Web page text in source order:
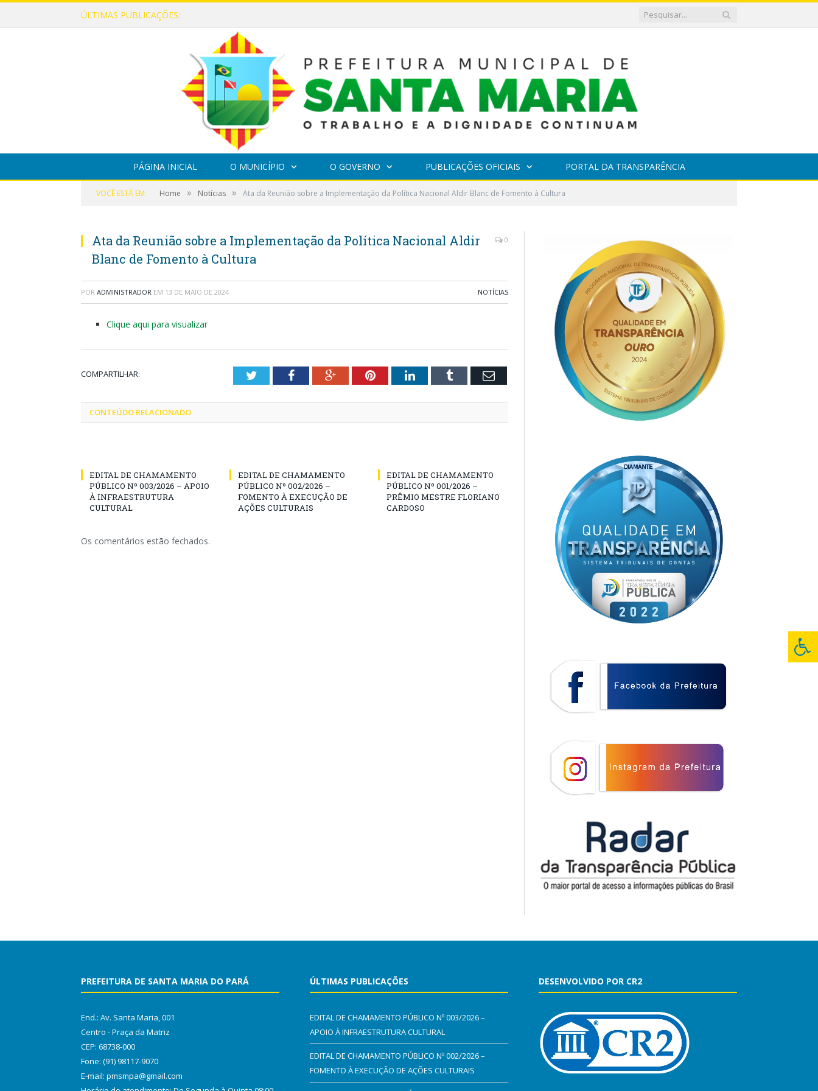
ÚLTIMAS PUBLICAÇÕES:
PÁGINA INICIAL O MUNICÍPIO O GOVERNO PUBLICAÇÕES OFICIAIS PORTAL DA TRANSPARÊNCIA
VOCÊ ESTÁ EM: Home » Notícias » Ata da Reunião sobre a Implementação da Política Nacional Aldir Blanc de Fomento à Cultura
Ata da Reunião sobre a Implementação da Política Nacional Aldir
Blanc de Fomento à Cultura
0
POR ADMINISTRADOR EM 13 DE MAIO DE 2024 NOTÍCIAS
Clique aqui para visualizar
COMPARTILHAR: TwitterFacebookGoogle+PinterestLinkedInTumblr Email
CONTEÚDO RELACIONADO
EDITAL DE CHAMAMENTO
PÚBLICO Nº 003/2026 – APOIO
À INFRAESTRUTURA
CULTURAL
EDITAL DE CHAMAMENTO
PÚBLICO Nº 002/2026 –
FOMENTO À EXECUÇÃO DE
AÇÕES CULTURAIS
EDITAL DE CHAMAMENTO
PÚBLICO Nº 001/2026 –
PRÊMIO MESTRE FLORIANO
CARDOSO
Os comentários estão fechados.
PREFEITURA DE SANTA MARIA DO PARÁ
End.: Av. Santa Maria, 001
Centro - Praça da Matriz
CEP: 68738-000
Fone: (91) 98117-9070
E-mail: pmsmpa@gmail.com
ÚLTIMAS PUBLICAÇÕES
EDITAL DE CHAMAMENTO PÚBLICO Nº 003/2026 –
APOIO À INFRAESTRUTURA CULTURAL
EDITAL DE CHAMAMENTO PÚBLICO Nº 002/2026 –
FOMENTO À EXECUÇÃO DE AÇÕES CULTURAIS
DESENVOLVIDO POR CR2